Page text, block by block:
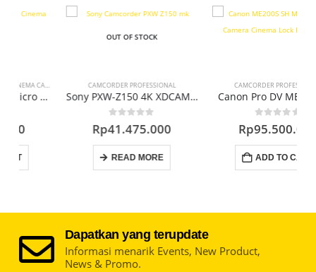
OUT OF STOCK
CAMCORDER PROFESSIONAL
Sony PXW-Z150 4K XDCAM Camcorder
out of 5
41.475.000
READ MORE
CAMCORDER PROFESSIONAL
Canon Pro DV ME200S-SH
out of 5
95.500.000
ADD TO CART
Dapatkan yang terupdate
Informasi menarik Events, New Product,
News & Promo.